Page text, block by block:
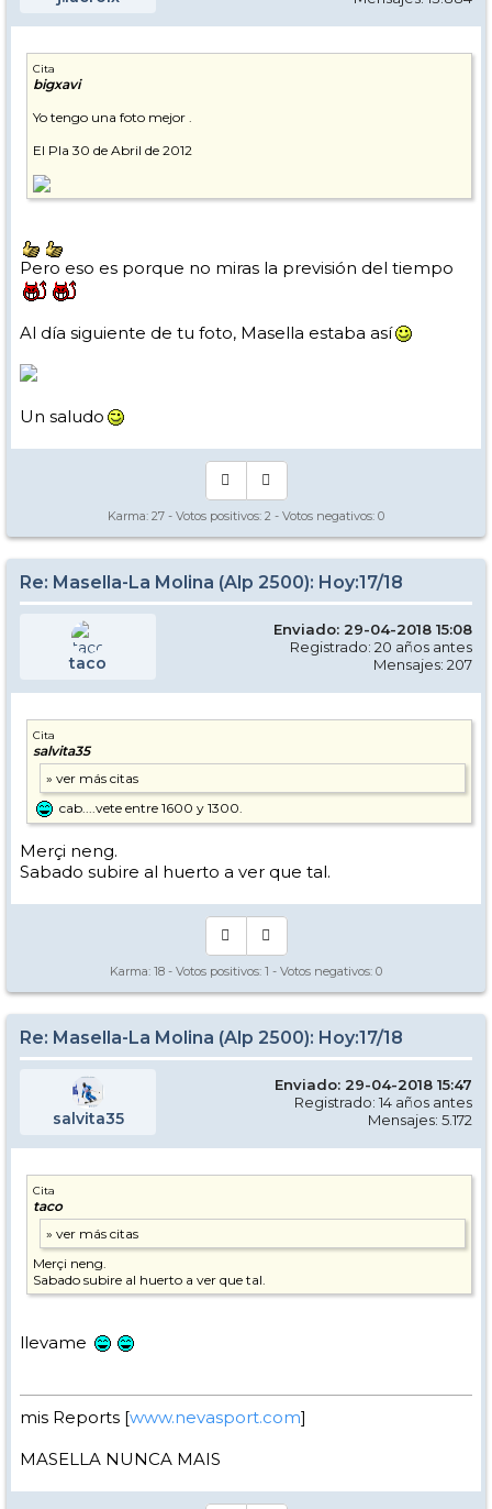
Cita
bigxavi
Yo tengo una foto mejor .
El Pla 30 de Abril de 2012
Pero eso es porque no miras la previsión del tiempo
Al día siguiente de tu foto, Masella estaba así
Un saludo
Karma: 27 - Votos positivos: 2 - Votos negativos: 0
Re: Masella-La Molina (Alp 2500): Hoy:17/18
taco
Enviado: 29-04-2018 15:08
Registrado: 20 años antes
Mensajes: 207
Cita
salvita35
cab....vete entre 1600 y 1300.
Merçi neng.
Sabado subire al huerto a ver que tal.
Karma: 18 - Votos positivos: 1 - Votos negativos: 0
Re: Masella-La Molina (Alp 2500): Hoy:17/18
salvita35
Enviado: 29-04-2018 15:47
Registrado: 14 años antes
Mensajes: 5.172
Cita
taco
Merçi neng.
Sabado subire al huerto a ver que tal.
llevame
mis Reports [www.nevasport.com]
MASELLA NUNCA MAIS